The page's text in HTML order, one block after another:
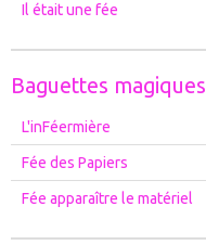
Il était une fée
Baguettes magiques
L'inFéermière
Fée des Papiers
Fée apparaître le matériel